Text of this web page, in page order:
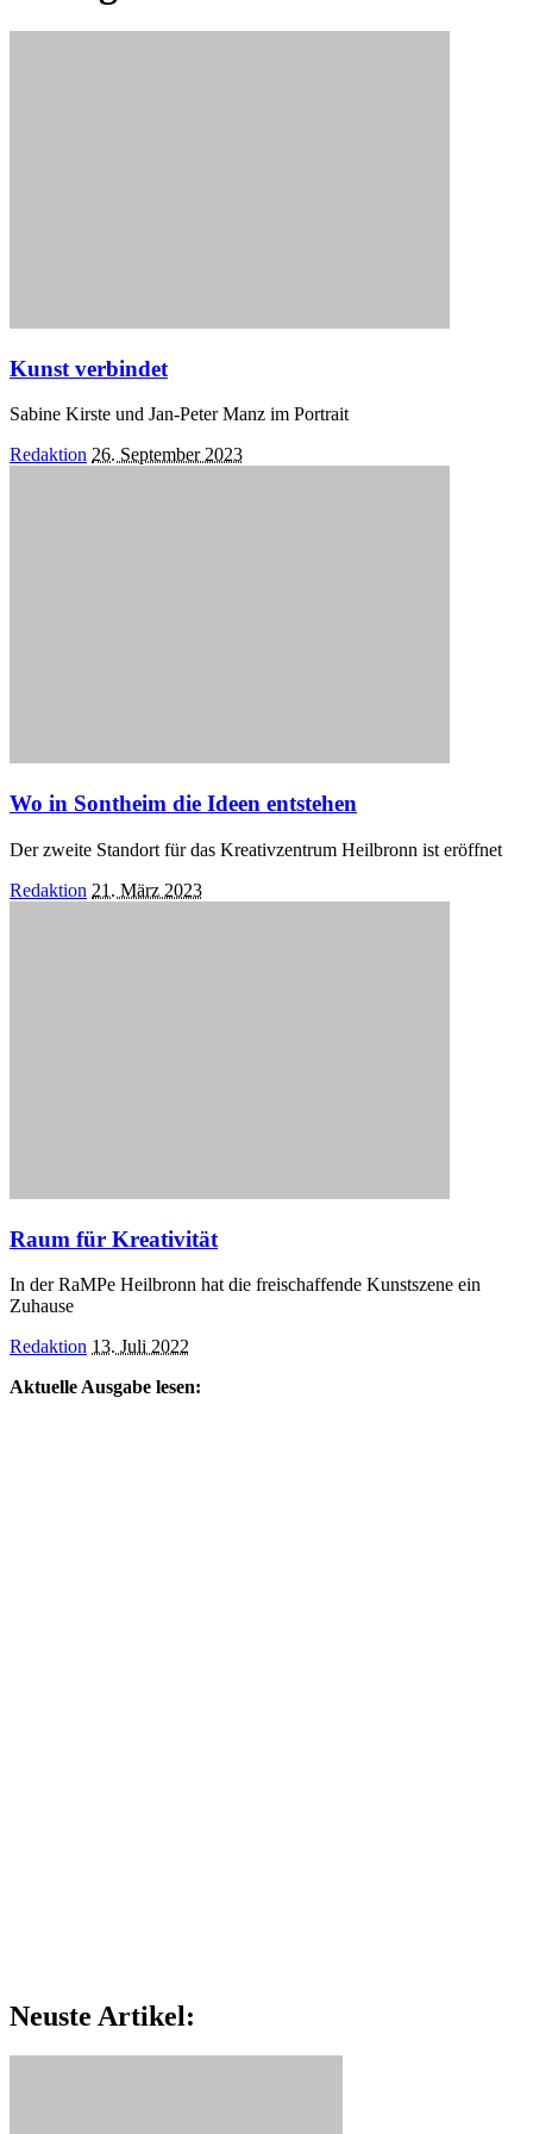
Kunst verbindet
Sabine Kirste und Jan-Peter Manz im Portrait
Posted
Redaktion 26. September 2023
Wo in Sontheim die Ideen entstehen
Der zweite Standort für das Kreativzentrum Heilbronn ist eröffnet
Posted
Redaktion 21. März 2023
Raum für Kreativität
In der RaMPe Heilbronn hat die freischaffende Kunstszene ein
Zuhause
Posted
Redaktion 13. Juli 2022
Aktuelle Ausgabe lesen:
Neuste Artikel: